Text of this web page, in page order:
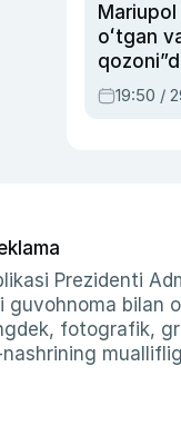
oʻtgan
armiyasi
19:50 /
Prezidenti
bilan
fotografik,